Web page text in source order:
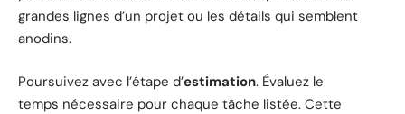
grandes lignes d’un projet ou les détails qui semblent
anodins.
Poursuivez avec l’étape d’estimation. Évaluez le
temps nécessaire pour chaque tâche listée. Cette